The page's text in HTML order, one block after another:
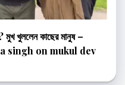
মুখ খুললেন কাছের মানুষ –
singh on mukul dev